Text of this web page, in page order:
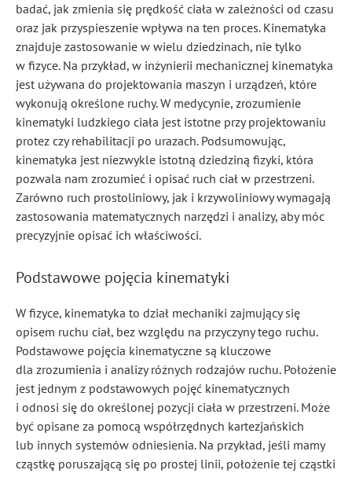
badać, jak zmienia się prędkość ciała w zależności od czasu
oraz jak przyspieszenie wpływa na ten proces. Kinematyka
znajduje zastosowanie w wielu dziedzinach, nie tylko
w fizyce. Na przykład, w inżynierii mechanicznej kinematyka
jest używana do projektowania maszyn i urządzeń, które
wykonują określone ruchy. W medycynie, zrozumienie
kinematyki ludzkiego ciała jest istotne przy projektowaniu
protez czy rehabilitacji po urazach. Podsumowując,
kinematyka jest niezwykle istotną dziedziną fizyki, która
pozwala nam zrozumieć i opisać ruch ciał w przestrzeni.
Zarówno ruch prostoliniowy, jak i krzywoliniowy wymagają
zastosowania matematycznych narzędzi i analizy, aby móc
precyzyjnie opisać ich właściwości.
Podstawowe pojęcia kinematyki
W fizyce, kinematyka to dział mechaniki zajmujący się
opisem ruchu ciał, bez względu na przyczyny tego ruchu.
Podstawowe pojęcia kinematyczne są kluczowe
dla zrozumienia i analizy różnych rodzajów ruchu. Położenie
jest jednym z podstawowych pojęć kinematycznych
i odnosi się do określonej pozycji ciała w przestrzeni. Może
być opisane za pomocą współrzędnych kartezjańskich
lub innych systemów odniesienia. Na przykład, jeśli mamy
cząstkę poruszającą się po prostej linii, położenie tej cząstki